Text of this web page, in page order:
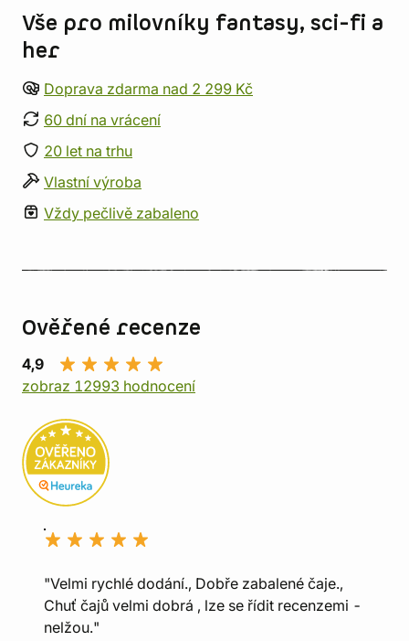
Vše pro milovníky fantasy, sci-fi a
her
Doprava zdarma nad 2 299 Kč
60 dní na vrácení
20 let na trhu
Vlastní výroba
Vždy pečlivě zabaleno
Ověřené recenze
4,9
zobraz 12993 hodnocení
"Velmi rychlé dodání., Dobře zabalené čaje.,
Chuť čajů velmi dobrá , lze se řídit recenzemi -
nelžou."